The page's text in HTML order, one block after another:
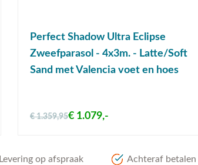
Perfect Shadow Ultra Eclipse
Zweefparasol - 4x3m. - Latte/Soft
Sand met Valencia voet en hoes
€ 1.359,95€ 1.079,-
Levering op afspraak Achteraf betalen